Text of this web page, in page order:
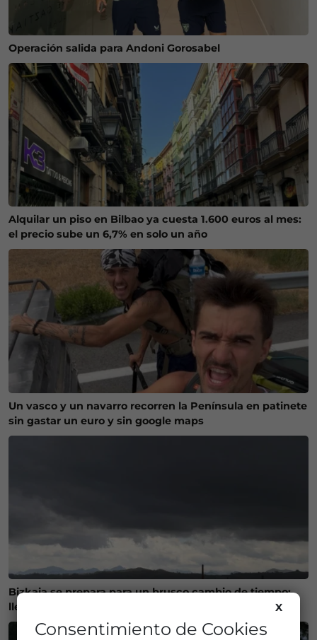
Operación salida para Andoni Gorosabel
Alquilar un piso en Bilbao ya cuesta 1.600 euros al mes:
el precio sube un 6,7% en solo un año
Un vasco y un navarro recorren la Península en patinete
sin gastar un euro y sin google maps
Bizkaia se prepara para un brusco cambio de tiempo:
llegan las tormentas y baja el termómetro
X
Consentimiento de Cookies